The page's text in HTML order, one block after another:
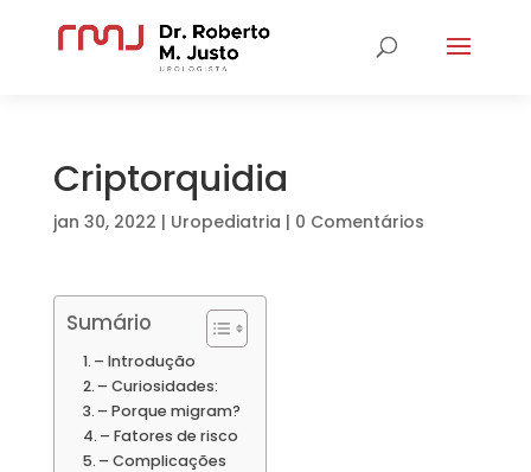
Criptorquidia
jan 30, 2022 | Uropediatria | 0 Comentários
Sumário
– Introdução
– Curiosidades:
– Porque migram?
– Fatores de risco
– Complicações